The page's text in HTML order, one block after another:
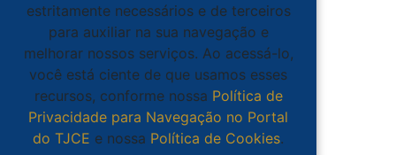
estritamente necessários e de terceiros
para auxiliar na sua navegação e
melhorar nossos serviços. Ao acessá-lo,
você está ciente de que usamos esses
recursos, conforme nossa Política de
Privacidade para Navegação no Portal
do TJCE e nossa Política de Cookies.